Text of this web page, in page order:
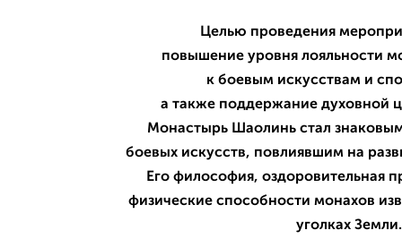
Целью проведения
повышение уровня лояльности
к боевым искусствам и
а также поддержание духовной
Монастырь Шаолинь стал
боевых искусств, повлиявшим на
Его философия, оздоровительная
физические способности монахов
уголках Земли.